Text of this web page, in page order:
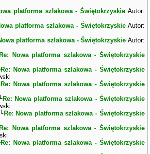
platforma szlakowa - Świętokrzyskie Autor:
platforma szlakowa - ŚwiętokrzyskieAutor:
platforma szlakowa - Świętokrzyskie Autor:
Re: Nowa platforma szlakowa - Świętokrzyskie
Re: Nowa platforma szlakowa - Świętokrzyskie
Re: Nowa platforma szlakowa - Świętokrzyskie
Re: Nowa platforma szlakowa - Świętokrzyskie
Re: Nowa platforma szlakowa - Świętokrzyskie
Re: Nowa platforma szlakowa - Świętokrzyskie
Re: Nowa platforma szlakowa - Świętokrzyskie